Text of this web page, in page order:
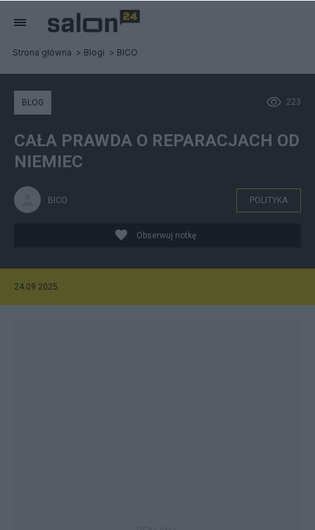
Strona główna Blogi BICO
223
BLOG
CAŁA PRAWDA O REPARACJACH OD
NIEMIEC
BICO POLITYKA
Obserwuj notkę
24.09.2025